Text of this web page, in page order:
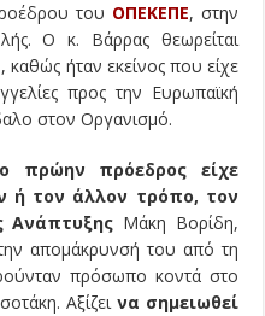
του ΟΠΕΚΕΠΕ, στην
Ο κ. Βάρρας θεωρείται
ήταν εκείνος που είχε
προς την Ευρωπαϊκή
στον Οργανισμό.
πρώην πρόεδρος είχε
ή τον άλλον τρόπο, τον
Ανάπτυξης Μάκη Βορίδη,
απομάκρυνσή του από τη
πρόσωπο κοντά στο
Αξίζει να σημειωθεί